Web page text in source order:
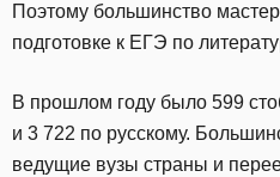
Поэтому большинство
подготовке к ЕГЭ по
В прошлом году было 599
и 3 722 по русскому.
ведущие вузы страны и